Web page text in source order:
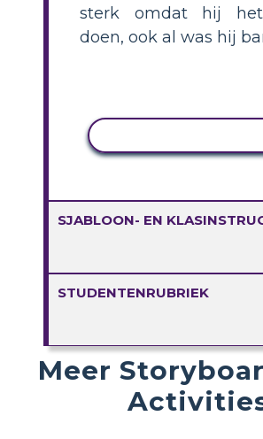
sterk omdat hij
doen, ook al was hij
SJABLOON- EN
STUDENTENRUBRIEK
Meer